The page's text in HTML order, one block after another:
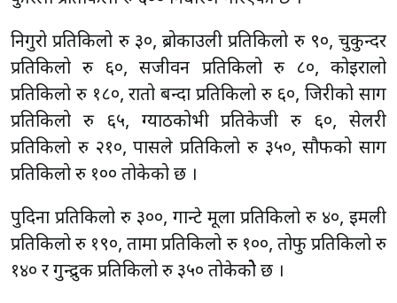
निगुरो प्रतिकिलो रु ३०, ब्रोकाउली प्रतिकिलो रु ९०, चुकुन्दर
प्रतिकिलो रु ६०, सजीवन प्रतिकिलो रु ८०, कोइरालो
प्रतिकिलो रु १८०, रातो बन्दा प्रतिकिलो रु ६०, जिरीको साग
प्रतिकिलो रु ६५, ग्याठकोभी प्रतिकेजी रु ६०, सेलरी
प्रतिकिलो रु २१०, पार्सले प्रतिकिलो रु ३५०, सौफको साग
प्रतिकिलो रु १०० तोकेको छ ।
पुदिना प्रतिकिलो रु ३००, गान्टे मूला प्रतिकिलो रु ४०, इमली
प्रतिकिलो रु १९०, तामा प्रतिकिलो रु १००, तोफु प्रतिकिलो रु
१४० र गुन्द्रुक प्रतिकिलो रु ३५० तोकेकोे छ ।